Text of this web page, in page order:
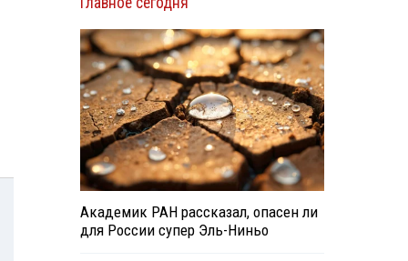
Академик РАН рассказал, опасен ли
для России супер Эль-Ниньо